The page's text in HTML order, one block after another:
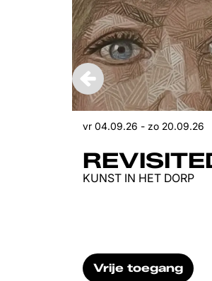
KUNST IN HET DORP
vr 04.09.26 - zo 20.09.26
Vrije toegang